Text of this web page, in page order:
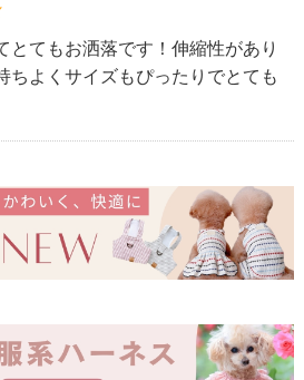
とてもお洒落です！伸縮性があり
ちよくサイズもぴったりでとても